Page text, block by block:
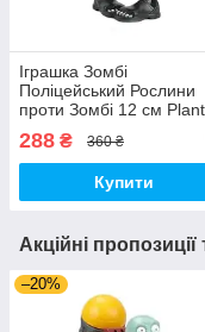
Іграшка Зомбі
Поліцейський Рослини
проти Зомбі 12 см
vs Zombies (01003)
288 ₴ 360 ₴
Купити
Акційні
–20%